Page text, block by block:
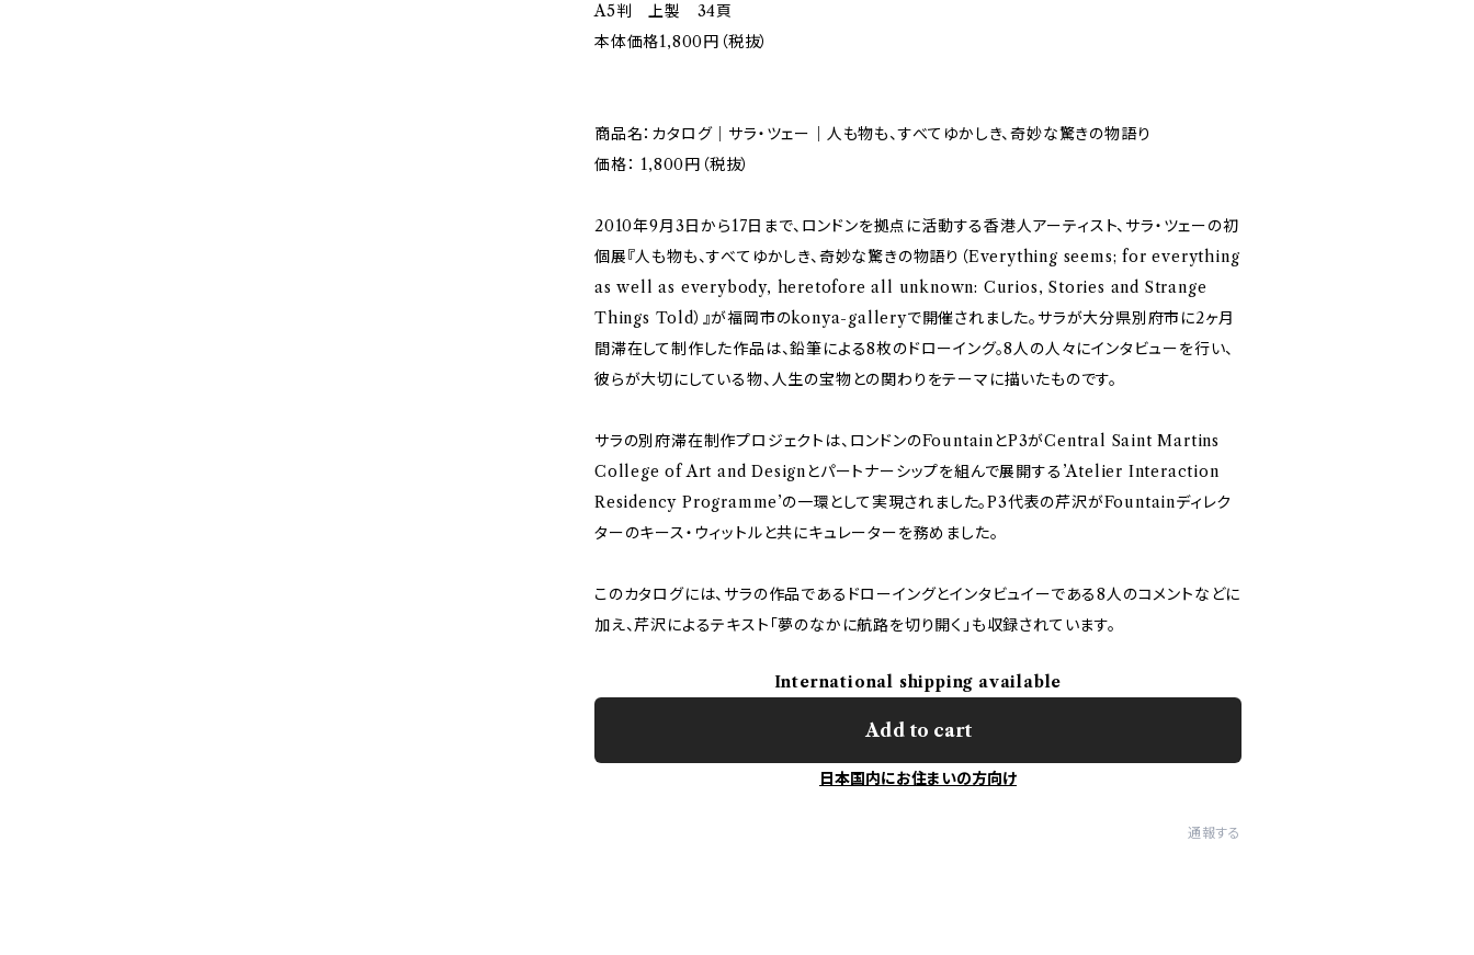
A5判 上製 34頁
本体価格1,800円（税抜）
商品名：カタログ｜サラ・ツェー｜人も物も、すべてゆかしき、奇妙な驚きの物語り
価格： 1,800円（税抜）
2010年9月3日から17日まで、ロンドンを拠点に活動する香港人アーティスト、サラ・ツェーの初
個展『人も物も、すべてゆかしき、奇妙な驚きの物語り（Everything seems; for everything
as well as everybody, heretofore all unknown: Curios, Stories and Strange
Things Told）』が福岡市のkonya-galleryで開催されました。サラが大分県別府市に2ヶ月
間滞在して制作した作品は、鉛筆による8枚のドローイング。8人の人々にインタビューを行い、
彼らが大切にしている物、人生の宝物との関わりをテーマに描いたものです。
サラの別府滞在制作プロジェクトは、ロンドンのFountainとP3がCentral Saint Martins
College of Art and Designとパートナーシップを組んで展開する’Atelier Interaction
Residency Programme’の一環として実現されました。P3代表の芹沢がFountainディレク
ターのキース・ウィットルと共にキュレーターを務めました。
このカタログには、サラの作品であるドローイングとインタビュイーである8人のコメントなどに
加え、芹沢によるテキスト「夢のなかに航路を切り開く」も収録されています。
International shipping available
Add to cart
日本国内にお住まいの方向け
通報する